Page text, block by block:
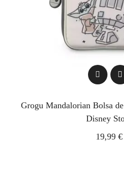
Grogu Mandalorian Bolsa
Disney
19,99 €